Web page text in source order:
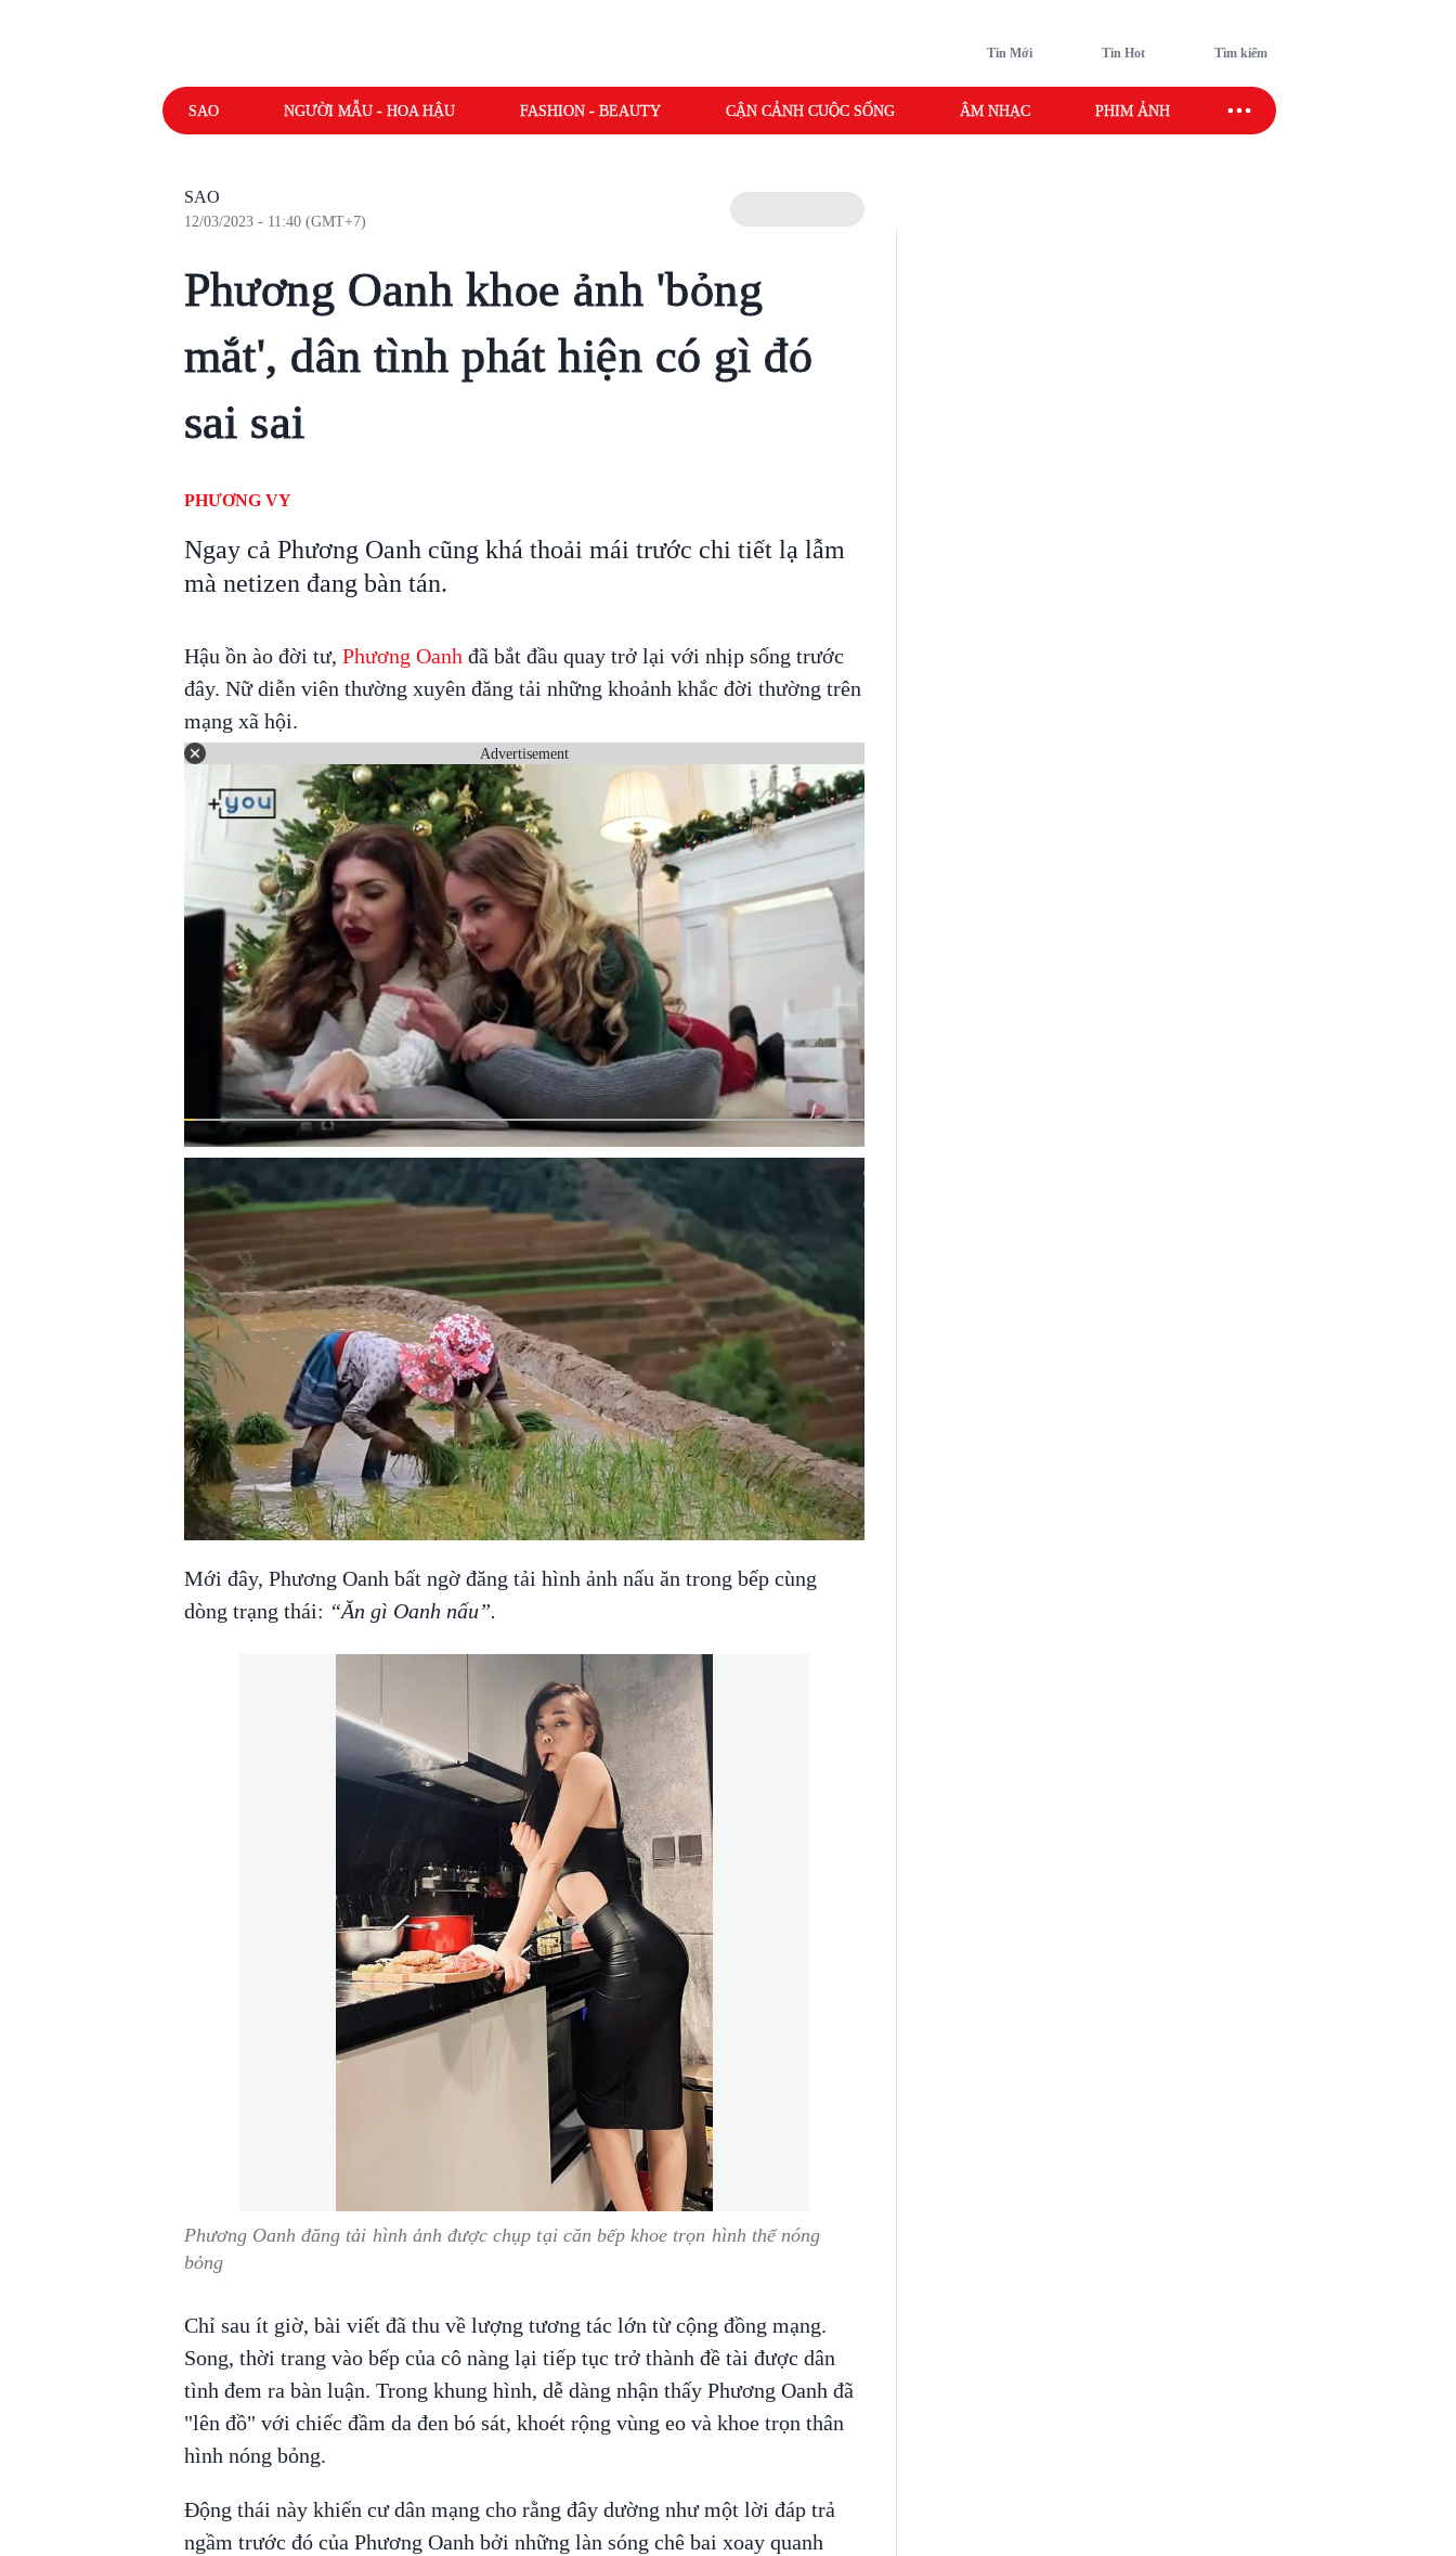
Tin Mới Tin Hot Tìm kiếm
SAO NGƯỜI MẪU - HOA HẬU FASHION - BEAUTY CẬN CẢNH CUỘC SỐNG ÂM NHẠC PHIM ẢNH SAO SPORT
SAO
12/03/2023 - 11:40 (GMT+7)
Phương Oanh khoe ảnh 'bỏng
mắt', dân tình phát hiện có gì đó
sai sai
PHƯƠNG VY
Ngay cả Phương Oanh cũng khá thoải mái trước chi tiết lạ lẫm
mà netizen đang bàn tán.
Hậu ồn ào đời tư, Phương Oanh đã bắt đầu quay trở lại với nhịp sống trước
đây. Nữ diễn viên thường xuyên đăng tải những khoảnh khắc đời thường trên
mạng xã hội.
Advertisement
Mới đây, Phương Oanh bất ngờ đăng tải hình ảnh nấu ăn trong bếp cùng
dòng trạng thái: “Ăn gì Oanh nấu”.
Phương Oanh đăng tải hình ảnh được chụp tại căn bếp khoe trọn hình thể nóng
bỏng
Chỉ sau ít giờ, bài viết đã thu về lượng tương tác lớn từ cộng đồng mạng.
Song, thời trang vào bếp của cô nàng lại tiếp tục trở thành đề tài được dân
tình đem ra bàn luận. Trong khung hình, dễ dàng nhận thấy Phương Oanh đã
"lên đồ" với chiếc đầm da đen bó sát, khoét rộng vùng eo và khoe trọn thân
hình nóng bỏng.
Động thái này khiến cư dân mạng cho rằng đây dường như một lời đáp trả
ngầm trước đó của Phương Oanh bởi những làn sóng chê bai xoay quanh